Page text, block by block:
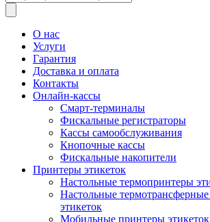
товаров
О нас
Услуги
Гарантия
Доставка и оплата
Контакты
Онлайн-кассы
Смарт-терминалы
Фискальные регистраторы
Кассы самообслуживания
Кнопочные кассы
Фискальные накопители
Принтеры этикеток
Настольные термопринтеры
Настольные
этикеток
Мобильные принтеры этикеток